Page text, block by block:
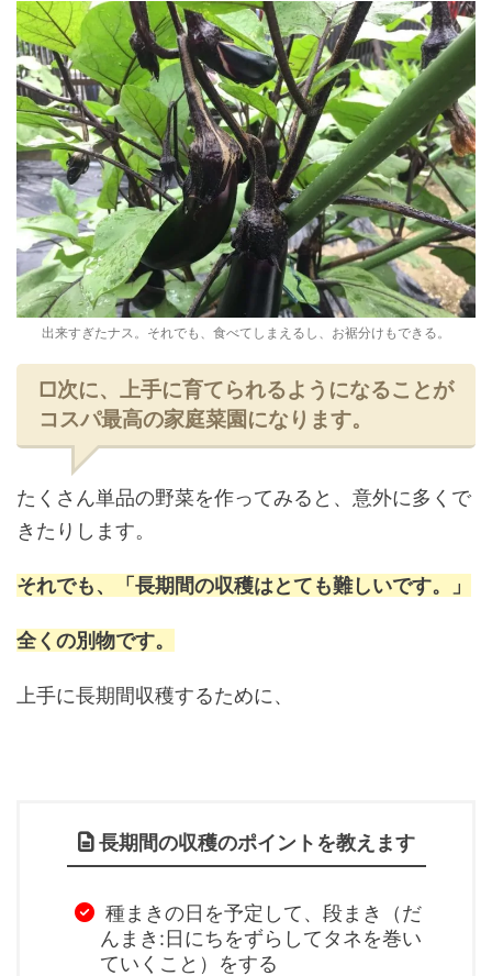
出来すぎたナス。それでも、食べてしまえるし、お裾分けもできる。
□次に、上手に育てられるようになることが
コスパ最高の家庭菜園になります。
たくさん単品の野菜を作ってみると、意外に多くで
きたりします。
それでも、「長期間の収穫はとても難しいです。」
全くの別物です。
上手に長期間収穫するために、
長期間の収穫のポイントを教えます
種まきの日を予定して、段まき（だ
んまき:日にちをずらしてタネを巻い
ていくこと）をする